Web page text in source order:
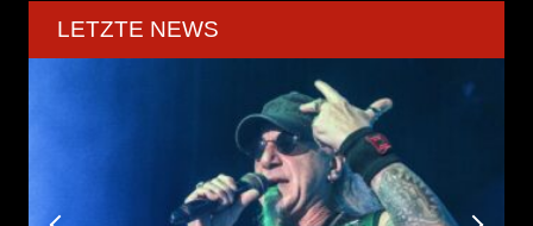
LETZTE NEWS